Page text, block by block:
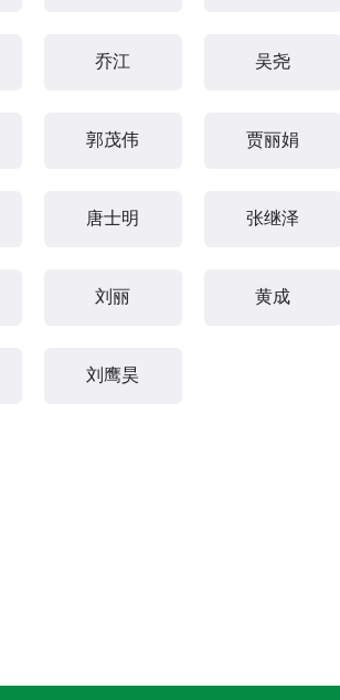
乔江 吴尧
郭茂伟 贾丽娟
唐士明 张继泽
刘丽 黄成
刘鹰昊